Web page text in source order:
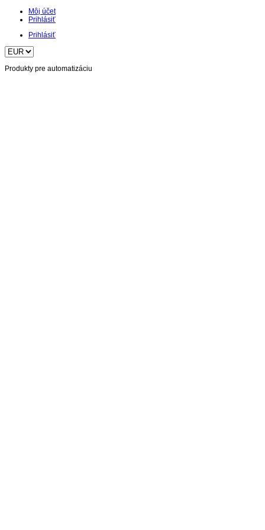
Môj účet
Prihlásiť
Prihlásiť
Produkty pre automatizáciu